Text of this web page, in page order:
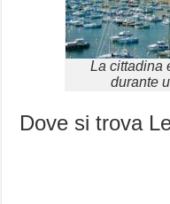
La cittadina
durante
Dove si trova